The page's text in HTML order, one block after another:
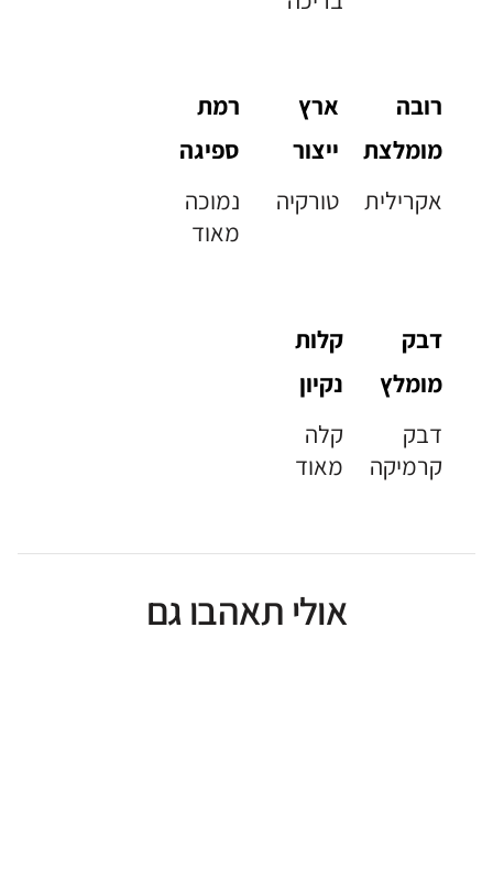
רובה
מומלצת
אקרילית
ארץ
ייצור
טורקיה
רמת
ספיגה
נמוכה
מאוד
דבק
מומלץ
דבק
קרמיקה
קלות
נקיון
קלה
מאוד
אולי תאהבו גם